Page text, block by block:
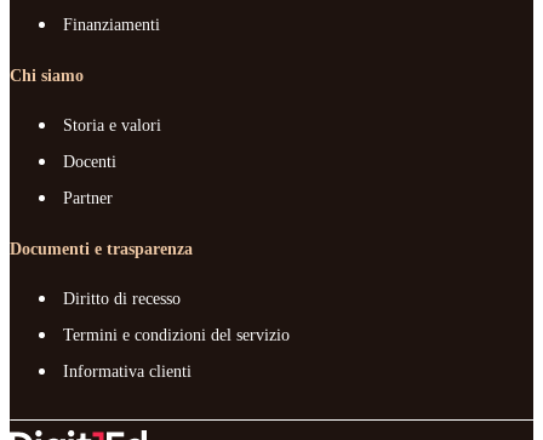
Finanziamenti
Chi siamo
Storia e valori
Docenti
Partner
Documenti e trasparenza
Diritto di recesso
Termini e condizioni del servizio
Informativa clienti